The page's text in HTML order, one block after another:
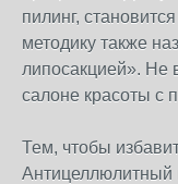
пилинг,
методику также
липосакцией». Не
салоне красоты с
Тем, чтобы
Антицеллюлитный